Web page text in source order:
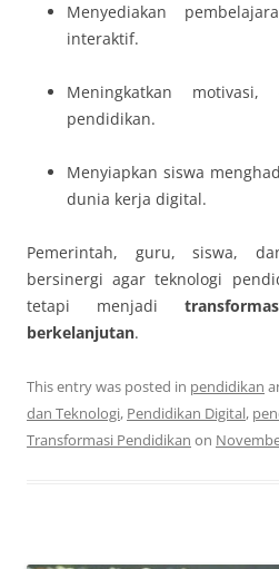
Menyediakan
interaktif.
Meningkatkan
pendidikan.
Menyiapkan siswa
dunia kerja digital.
Pemerintah, guru, siswa,
bersinergi agar teknologi
tetapi menjadi
berkelanjutan.
This entry was posted in pendidikan
dan Teknologi, Pendidikan Digital,
Transformasi Pendidikan on